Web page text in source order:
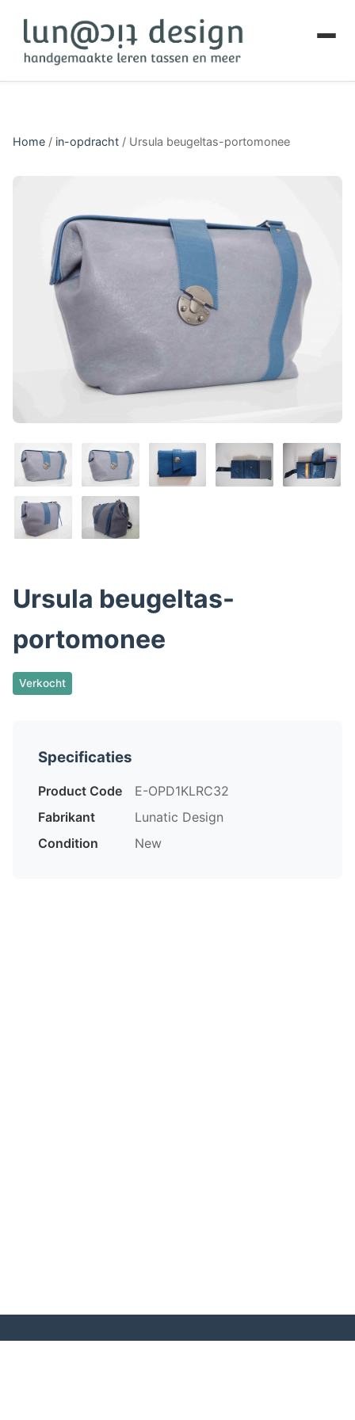
Home / in-opdracht / Ursula beugeltas-portomonee
Ursula beugeltas-
portomonee
Verkocht
Specificaties
Product Code
E-OPD1KLRC32
Fabrikant
Lunatic Design
Condition
New